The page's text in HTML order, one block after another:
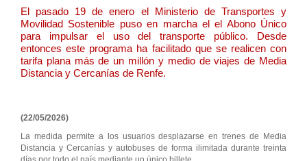
El pasado 19 de enero el Ministerio de Transportes y
Movilidad Sostenible puso en marcha el el Abono Único
para impulsar el uso del transporte público. Desde
entonces este programa ha facilitado que se realicen con
tarifa plana más de un millón y medio de viajes de Media
Distancia y Cercanías de Renfe.
(22/05/2026)
La medida permite a los usuarios desplazarse en trenes de Media
Distancia y Cercanías y autobuses de forma ilimitada durante treinta